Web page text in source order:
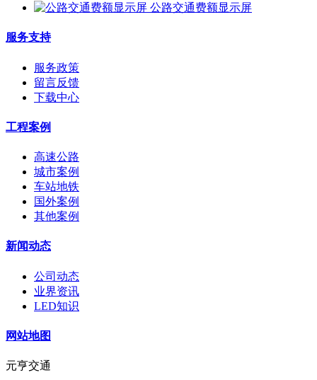
公路交通费额显示屏
服务支持
服务政策
留言反馈
下载中心
工程案例
高速公路
城市案例
车站地铁
国外案例
其他案例
新闻动态
公司动态
业界资讯
LED知识
网站地图
元亨交通